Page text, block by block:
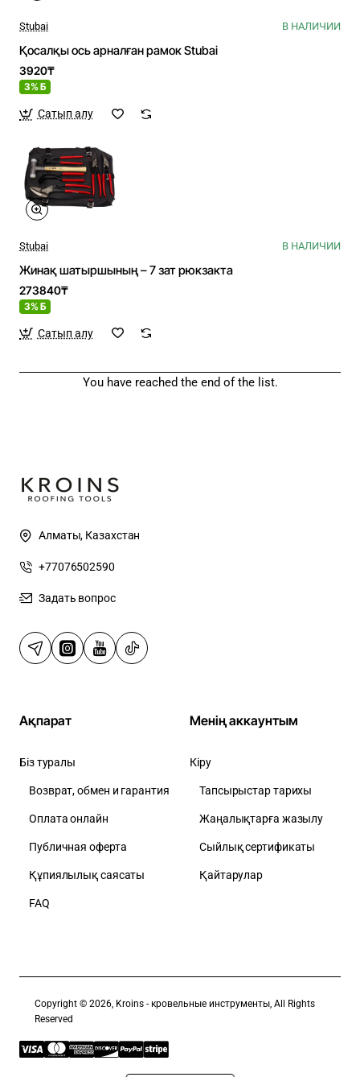
Stubai В НАЛИЧИИ
Қосалқы ось арналған рамок Stubai
3920₸
3% Б
Сатып алу
Stubai В НАЛИЧИИ
Жинақ шатыршының – 7 зат рюкзакта
273840₸
3% Б
Сатып алу
You have reached the end of the list.
Алматы, Казахстан
+77076502590
Задать вопрос
Ақпарат
Біз туралы
Возврат, обмен и гарантия
Оплата онлайн
Публичная оферта
Құпиялылық саясаты
FAQ
Менің аккаунтым
Кіру
Тапсырыстар тарихы
Жаңалықтарға жазылу
Сыйлық сертификаты
Қайтарулар
Copyright © 2026, Kroins - кровельные инструменты, All Rights
Reserved